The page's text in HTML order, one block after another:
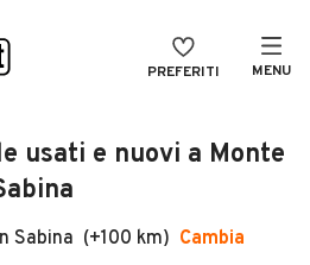
PREFERITI MENU
usati e nuovi a Monte
Sabina (+100 km) Cambia